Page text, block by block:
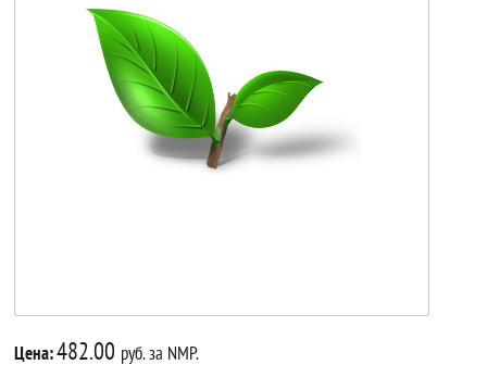
Цена:482.00 руб. за NMP.